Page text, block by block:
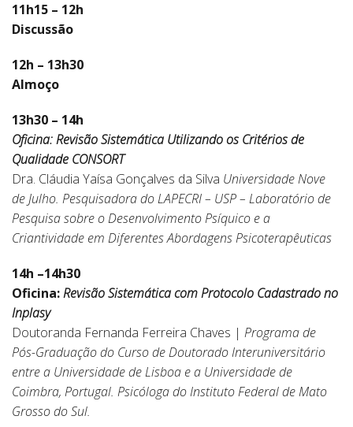
11h15 – 12h
Discussão
12h – 13h30
Almoço
13h30 – 14h
Oficina: Revisão Sistemática Utilizando os Critérios de
Qualidade CONSORT
Dra. Cláudia Yaísa Gonçalves da Silva Universidade Nove
de Julho. Pesquisadora do LAPECRI – USP – Laboratório de
Pesquisa sobre o Desenvolvimento Psíquico e a
Criantividade em Diferentes Abordagens Psicoterapêuticas
14h –14h30
Oficina:Revisão Sistemática com Protocolo Cadastrado no
Inplasy
Doutoranda Fernanda Ferreira Chaves | Programa de
Pós-Graduação do Curso de Doutorado Interuniversitário
entre a Universidade de Lisboa e a Universidade de
Coimbra, Portugal. Psicóloga do Instituto Federal de Mato
Grosso do Sul.